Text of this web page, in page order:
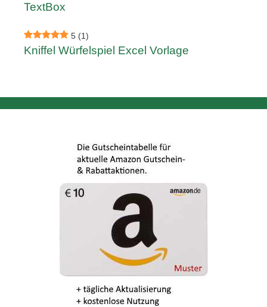
TextBox
5 (1)
Kniffel Würfelspiel Excel Vorlage